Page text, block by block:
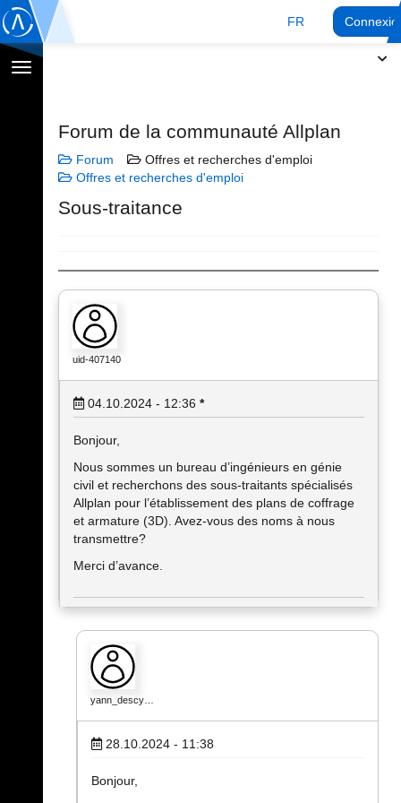
FR
Afficher
Forum de la communauté Allplan
Forum
Offres et recherches d'emploi
Offres et recherches d'emploi
Sous-traitance
uid-407140
04.10.2024 - 12:36 *
Bonjour,
Nous sommes un bureau d’ingénieurs en génie
civil et recherchons des sous-traitants spécialisés
Allplan pour l’établissement des plans de coffrage
et armature (3D). Avez-vous des noms à nous
transmettre?
Merci d’avance.
yann_descy…
28.10.2024 - 11:38
Bonjour,